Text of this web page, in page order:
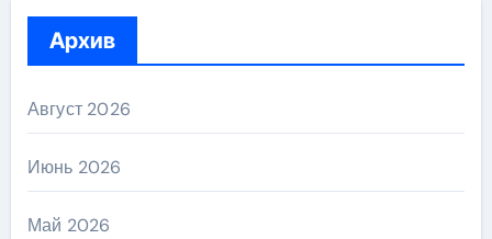
Архив
Август 2026
Июнь 2026
Май 2026